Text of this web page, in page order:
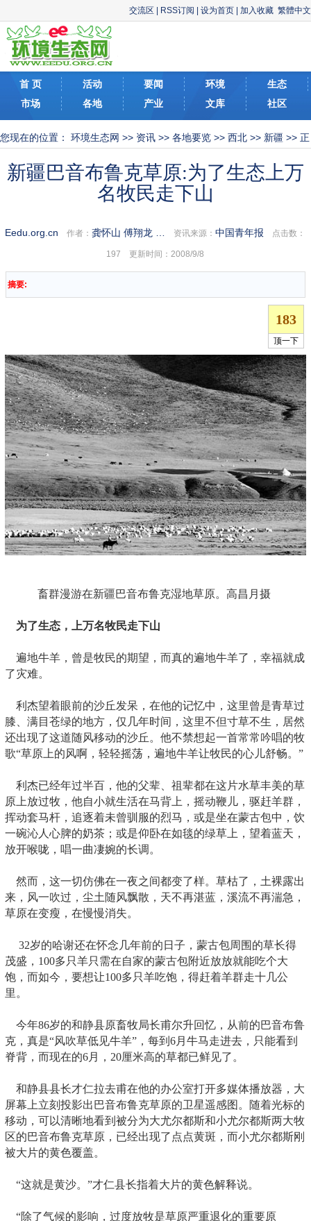
交流区 RSS订阅 设为首页 加入收藏 繁體中文
首 页 活动 要闻 环境
生态
市场
各地 产业 文库 社区
您现在的位置： 环境生态网 >> 资讯 >> 各地要览 >> 西北 >> 新疆 >> 正
新疆巴音布鲁克草原:为了生态上万
名牧民走下山
Eedu.org.cn 作者：龚怀山 傅翔龙 … 资讯来源：中国青年报 点击数：
197 更新时间：2008/9/8
摘要:
畜群漫游在新疆巴音布鲁克湿地草原。高昌月摄
为了生态，上万名牧民走下山
遍地牛羊，曾是牧民的期望，而真的遍地牛羊了，幸福就成
了灾难。
利杰望着眼前的沙丘发呆，在他的记忆中，这里曾是青草过
膝、满目苍绿的地方，仅几年时间，这里不但寸草不生，居然
还出现了这道随风移动的沙丘。他不禁想起一首常常吟唱的牧
歌“草原上的风啊，轻轻摇荡，遍地牛羊让牧民的心儿舒畅。”
利杰已经年过半百，他的父辈、祖辈都在这片水草丰美的草
原上放过牧，他自小就生活在马背上，摇动鞭儿，驱赶羊群，
挥动套马杆，追逐着未曾驯服的烈马，或是坐在蒙古包中，饮
一碗沁人心脾的奶茶；或是仰卧在如毯的绿草上，望着蓝天，
放开喉咙，唱一曲凄婉的长调。
然而，这一切仿佛在一夜之间都变了样。草枯了，土裸露出
来，风一吹过，尘土随风飘散，天不再湛蓝，溪流不再湍急，
草原在变瘦，在慢慢消失。
32岁的哈谢还在怀念几年前的日子，蒙古包周围的草长得
茂盛，100多只羊只需在自家的蒙古包附近放放就能吃个大
饱，而如今，要想让100多只羊吃饱，得赶着羊群走十几公
里。
今年86岁的和静县原畜牧局长甫尔升回忆，从前的巴音布鲁
克，真是“风吹草低见牛羊”，每到6月牛马走进去，只能看到
脊背，而现在的6月，20厘米高的草都已鲜见了。
和静县县长才仁拉去甫在他的办公室打开多媒体播放器，大
屏幕上立刻投影出巴音布鲁克草原的卫星遥感图。随着光标的
移动，可以清晰地看到被分为大尤尔都斯和小尤尔都斯两大牧
区的巴音布鲁克草原，已经出现了点点黄斑，而小尤尔都斯刚
被大片的黄色覆盖。
“这就是黄沙。”才仁县长指着大片的黄色解释说。
“除了气候的影响，过度放牧是草原严重退化的重要原